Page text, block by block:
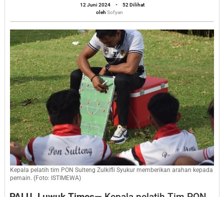
Donggala
Selection,
Tim
PON
Sulteng
Kurang
Meyakinkan
12 Juni 2024
oleh
Sofyan
-
52 Dilihat
oleh Sofyan
Kepala pelatih tim PON Sulteng Zulkifli Syukur memberikan arahan kepada
pemain. (Foto: ISTIMEWA)